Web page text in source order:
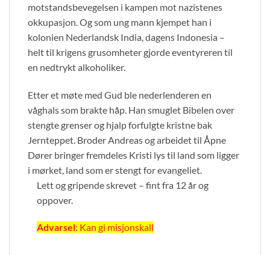
motstandsbevegelsen i kampen mot nazistenes
okkupasjon. Og som ung mann kjempet han i
kolonien Nederlandsk India, dagens Indonesia –
helt til krigens grusomheter gjorde eventyreren til
en nedtrykt alkoholiker.
Etter et møte med Gud ble nederlenderen en
våghals som brakte håp. Han smuglet Bibelen over
stengte grenser og hjalp forfulgte kristne bak
Jernteppet. Broder Andreas og arbeidet til Åpne
Dører bringer fremdeles Kristi lys til land som ligger
i mørket, land som er stengt for evangeliet.
Lett og gripende skrevet – fint fra 12 år og
oppover.
Advarsel: Kan gi misjonskall